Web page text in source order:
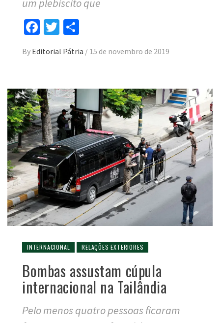
um plebiscito que
Facebook
Twitter
By Editorial Pátria / 15 de novembro de 2019
INTERNACIONAL RELAÇÕES EXTERIORES
Bombas assustam cúpula
internacional na Tailândia
Pelo menos quatro pessoas ficaram